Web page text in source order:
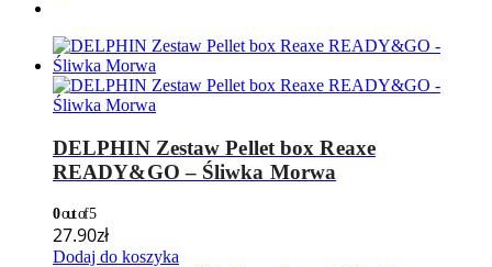
DELPHIN Zestaw Pellet box Reaxe
READY&GO – Śliwka Morwa
0out of 5
27.90zł
Dodaj do koszyka